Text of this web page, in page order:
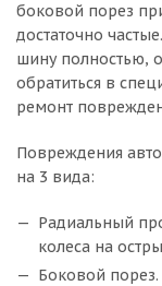
боковой порез
достаточно
шину полностью,
обратиться в
ремонт
Повреждения
на 3 вида:
Радиальный
колеса на
Боковой